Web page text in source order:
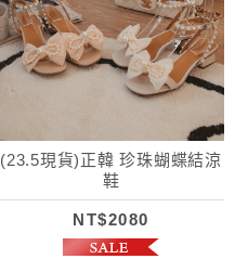
(23.5現貨)正韓 珍珠蝴蝶結涼
鞋
NT$2080